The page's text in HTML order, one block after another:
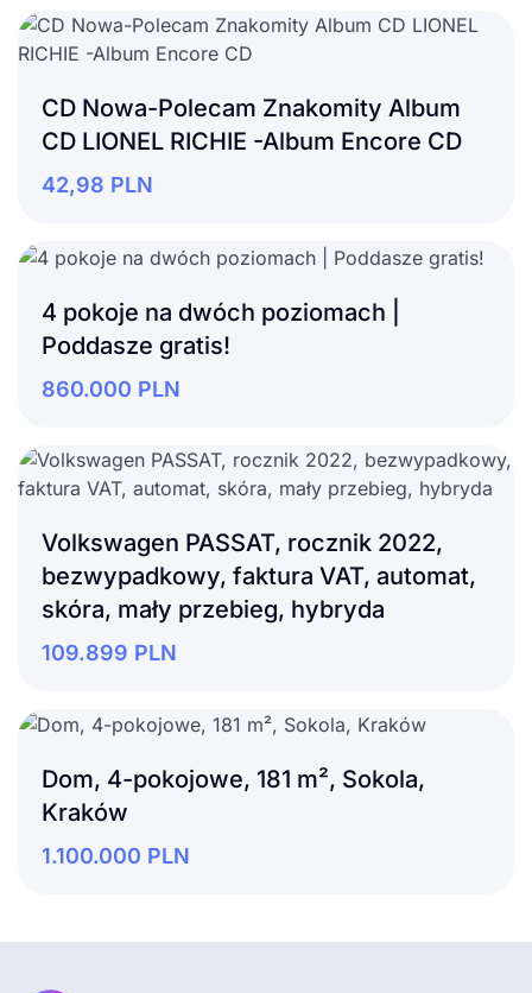
CD Nowa-Polecam Znakomity Album
CD LIONEL RICHIE -Album Encore CD
42,98 PLN
4 pokoje na dwóch poziomach |
Poddasze gratis!
860.000 PLN
Volkswagen PASSAT, rocznik 2022,
bezwypadkowy, faktura VAT, automat,
skóra, mały przebieg, hybryda
109.899 PLN
Dom, 4-pokojowe, 181 m², Sokola,
Kraków
1.100.000 PLN